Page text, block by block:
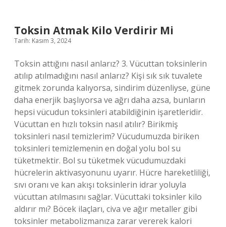
Toksin Atmak Kilo Verdirir Mi
Tarih: Kasım 3, 2024
Toksin attığını nasıl anlarız? 3. Vücuttan toksinlerin
atılıp atılmadığını nasıl anlarız? Kişi sık sık tuvalete
gitmek zorunda kalıyorsa, sindirim düzenliyse, güne
daha enerjik başlıyorsa ve ağrı daha azsa, bunların
hepsi vücudun toksinleri atabildiğinin işaretleridir.
Vücuttan en hızlı toksin nasıl atılır? Birikmiş
toksinleri nasıl temizlerim? Vücudumuzda biriken
toksinleri temizlemenin en doğal yolu bol su
tüketmektir. Bol su tüketmek vücudumuzdaki
hücrelerin aktivasyonunu uyarır. Hücre hareketliliği,
sıvı oranı ve kan akışı toksinlerin idrar yoluyla
vücuttan atılmasını sağlar. Vücuttaki toksinler kilo
aldırır mı? Böcek ilaçları, civa ve ağır metaller gibi
toksinler metabolizmanıza zarar vererek kalori